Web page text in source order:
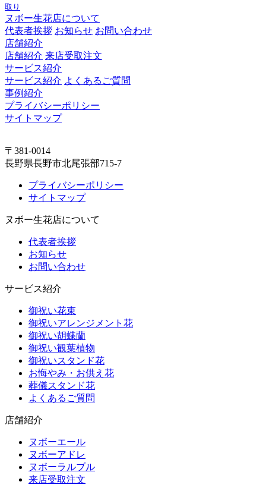
取り
ヌボー生花店について
代表者挨拶 お知らせ お問い合わせ
店舗紹介
店舗紹介 来店受取注文
サービス紹介
サービス紹介 よくあるご質問
事例紹介
プライバシーポリシー
サイトマップ
〒381-0014
長野県長野市北尾張部715-7
プライバシーポリシー
サイトマップ
ヌボー生花店について
代表者挨拶
お知らせ
お問い合わせ
サービス紹介
御祝い花束
御祝いアレンジメント花
御祝い胡蝶蘭
御祝い観葉植物
御祝いスタンド花
お悔やみ・お供え花
葬儀スタンド花
よくあるご質問
店舗紹介
ヌボーエール
ヌボーアドレ
ヌボーラルブル
来店受取注文